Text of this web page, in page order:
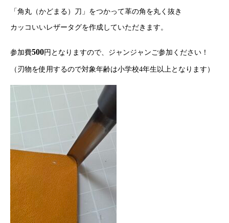
「角丸（かどまる）刀」をつかって革の角を丸く抜き
カッコいいレザータグを作成していただきます。
参加費500円となりますので、ジャンジャンご参加ください！
（刃物を使用するので対象年齢は小学校4年生以上となります）